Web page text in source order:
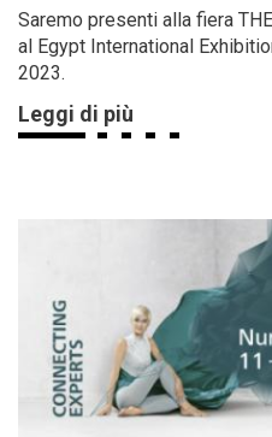
Saremo presenti alla fiera
al Egypt International
2023.
Leggi di più